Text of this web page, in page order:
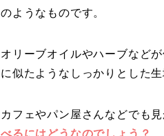
のようなものです。
オリーブオイルやハーブなど
に似たようなしっかりとした生
カフェやパン屋さんなどでも
べるにはどうなのでしょう？